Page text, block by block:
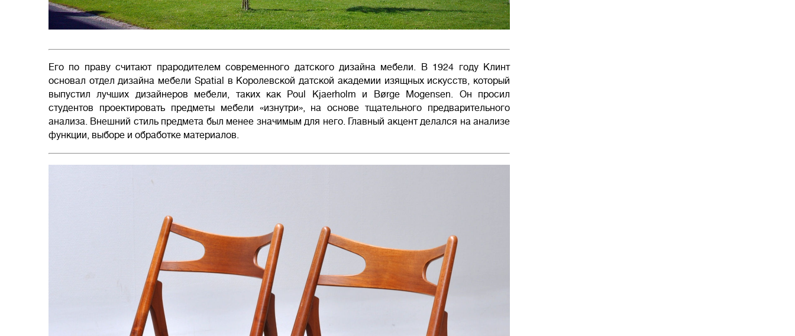
Его по праву считают прародителем современного датского дизайна мебели. В 1924 году Клинт
основал отдел дизайна мебели Spatial в Королевской датской академии изящных искусств, который
выпустил лучших дизайнеров мебели, таких как Poul Kjaerholm и Børge Mogensen. Он просил
студентов проектировать предметы мебели «изнутри», на основе тщательного предварительного
анализа. Внешний стиль предмета был менее значимым для него. Главный акцент делался на анализе
функции, выборе и обработке материалов.